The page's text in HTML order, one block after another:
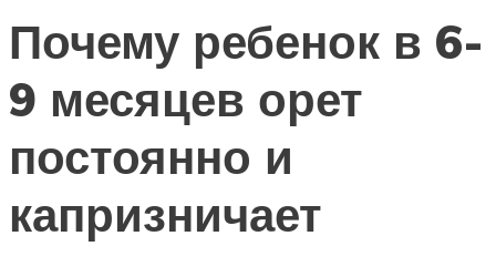
Почему ребенок в 6-
9 месяцев орет
постоянно и
капризничает